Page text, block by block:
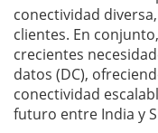
conectividad
clientes. En
crecientes
datos (DC),
conectividad
futuro entre India y